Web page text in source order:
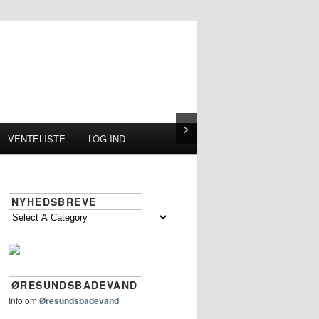
>
VENTELISTE LOG IND
NYHEDSBREVE
ØRESUNDSBADEVAND
Info om Øresundsbadevand